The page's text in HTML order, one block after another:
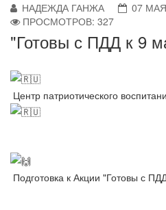
НАДЕЖДА ГАНЖА
07
ПРОСМОТРОВ: 327
"Готовы с ПДД к 9
Центр патриотического
Подготовка к Акции "Готовы с